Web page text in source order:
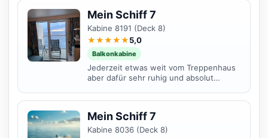
Mein Schiff 7
Kabine 8191 (Deck 8)
★★★★★5,0
Balkonkabine
Jederzeit etwas weit vom Treppenhaus
aber dafür sehr ruhig und absolut
Mein Schiff 7
Kabine 8036 (Deck 8)